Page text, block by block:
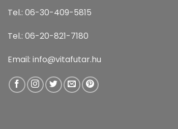
Tel.: 06-30-409-5815
Tel.: 06-20-821-7180
Email: info@vitafutar.hu